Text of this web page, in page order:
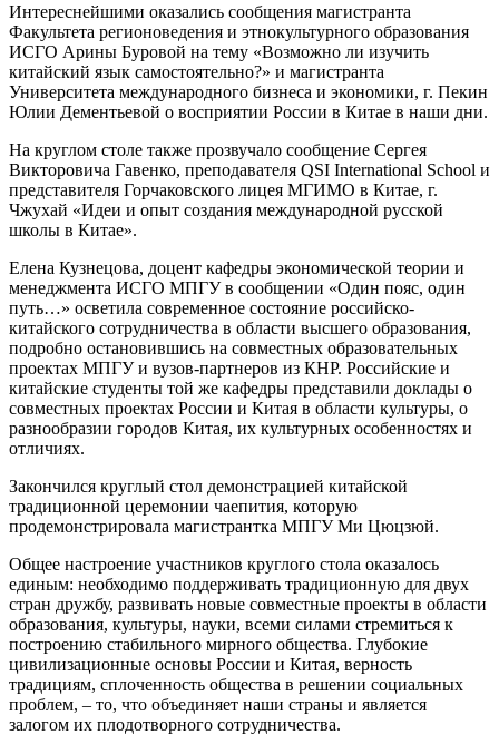
Интереснейшими оказались сообщения магистранта
Факультета регионоведения и этнокультурного образования
ИСГО Арины Буровой на тему «Возможно ли изучить
китайский язык самостоятельно?» и магистранта
Университета международного бизнеса и экономики, г. Пекин
Юлии Дементьевой о восприятии России в Китае в наши дни.
На круглом столе также прозвучало сообщение Сергея
Викторовича Гавенко, преподавателя QSI International School и
представителя Горчаковского лицея МГИМО в Китае, г.
Чжухай «Идеи и опыт создания международной русской
школы в Китае».
Елена Кузнецова, доцент кафедры экономической теории и
менеджмента ИСГО МПГУ в сообщении «Один пояс, один
путь…» осветила современное состояние российско-
китайского сотрудничества в области высшего образования,
подробно остановившись на совместных образовательных
проектах МПГУ и вузов-партнеров из КНР. Российские и
китайские студенты той же кафедры представили доклады о
совместных проектах России и Китая в области культуры, о
разнообразии городов Китая, их культурных особенностях и
отличиях.
Закончился круглый стол демонстрацией китайской
традиционной церемонии чаепития, которую
продемонстрировала магистрантка МПГУ Ми Цюцзюй.
Общее настроение участников круглого стола оказалось
единым: необходимо поддерживать традиционную для двух
стран дружбу, развивать новые совместные проекты в области
образования, культуры, науки, всеми силами стремиться к
построению стабильного мирного общества. Глубокие
цивилизационные основы России и Китая, верность
традициям, сплоченность общества в решении социальных
проблем, – то, что объединяет наши страны и является
залогом их плодотворного сотрудничества.